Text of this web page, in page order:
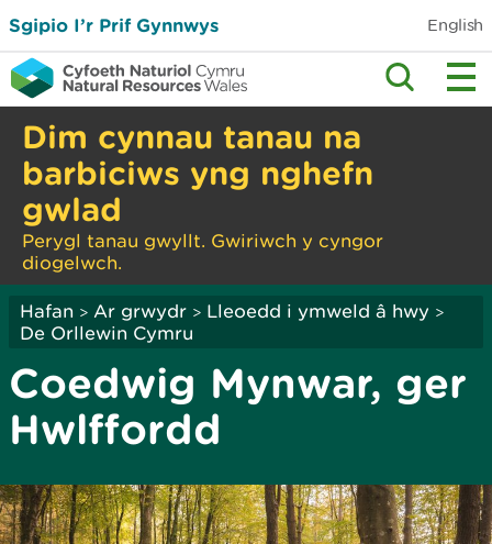
Sgipio I’r Prif Gynnwys English
Dim cynnau tanau na
barbiciws yng nghefn
gwlad
Perygl tanau gwyllt. Gwiriwch y cyngor
diogelwch.
Hafan > Ar grwydr > Lleoedd i ymweld â hwy >
De Orllewin Cymru
Coedwig Mynwar, ger
Hwlffordd